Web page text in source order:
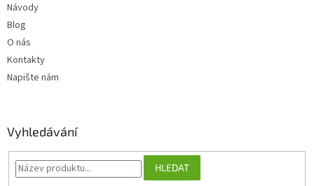
Návody
Blog
O nás
Kontakty
Napište nám
Vyhledávání
HLEDAT